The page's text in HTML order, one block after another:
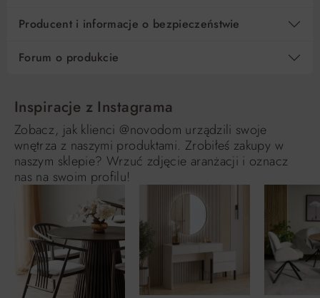
Producent i informacje o bezpieczeństwie
Forum o produkcie
Inspiracje z Instagrama
Zobacz, jak klienci @novodom urządzili swoje
wnętrza z naszymi produktami. Zrobiłeś zakupy w
naszym sklepie? Wrzuć zdjęcie aranżacji i oznacz
nas na swoim profilu!